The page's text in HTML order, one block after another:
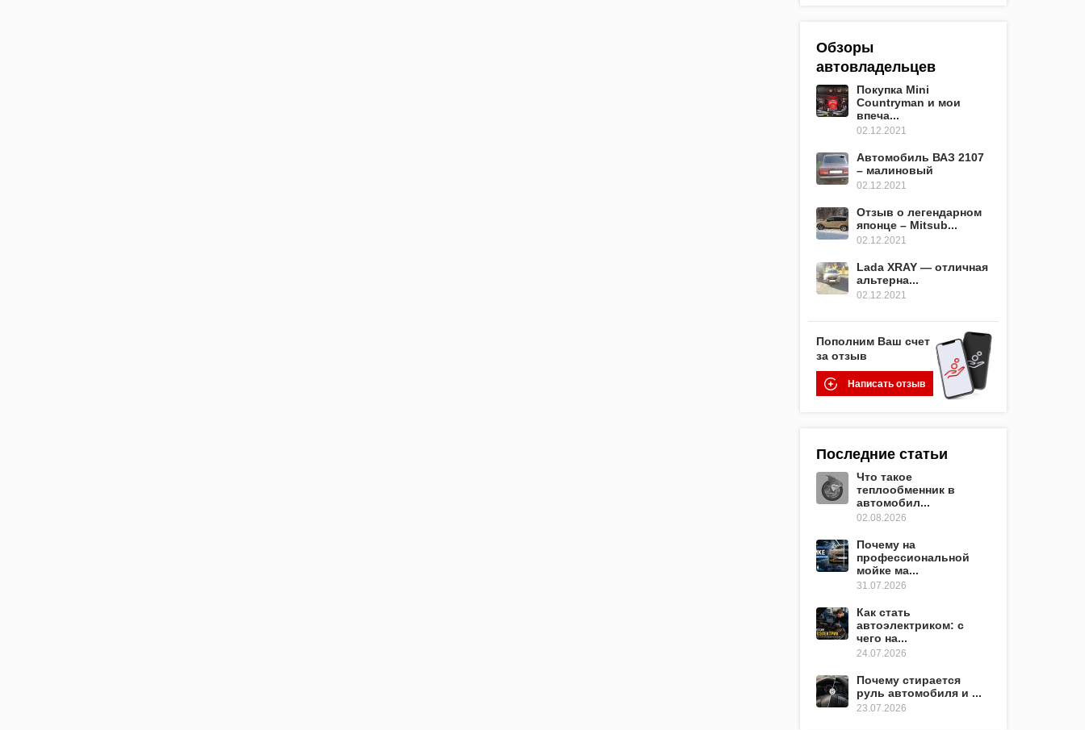
Обзоры
автовладельцев
Покупка Mini
Countryman и мои
впеча...
02.12.2021
Автомобиль ВАЗ 2107
– малиновый
02.12.2021
Отзыв о легендарном
японце – Mitsub...
02.12.2021
Lada XRAY — отличная
альтерна...
02.12.2021
Пополним Ваш счет
за отзыв
Написать отзыв
Последние статьи
Что такое
теплообменник в
автомобил...
02.08.2026
Почему на
профессиональной
мойке ма...
31.07.2026
Как стать
автоэлектриком: с
чего на...
24.07.2026
Почему стирается
руль автомобиля и ...
23.07.2026